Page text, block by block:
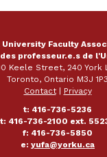
University Faculty
professeur.e.s de
Keele Street, 240 York
Toronto, Ontario M3J 1P3
Contact|
Privacy
t: 416-736-5236
t: 416-736-2100 ext.
f: 416-736-5850
e: yufa@yorku.ca